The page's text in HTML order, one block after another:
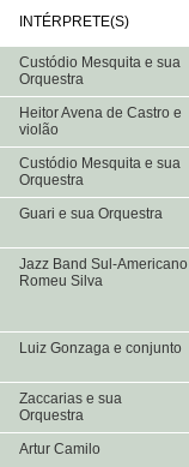
INTÉRPRETE(S)
Custódio Mesquita e sua
Orquestra
Heitor Avena de Castro e
violão
Custódio Mesquita e sua
Orquestra
Guari e sua Orquestra
Jazz Band Sul-Americano
Romeu Silva
Luiz Gonzaga e conjunto
Zaccarias e sua
Orquestra
Artur Camilo